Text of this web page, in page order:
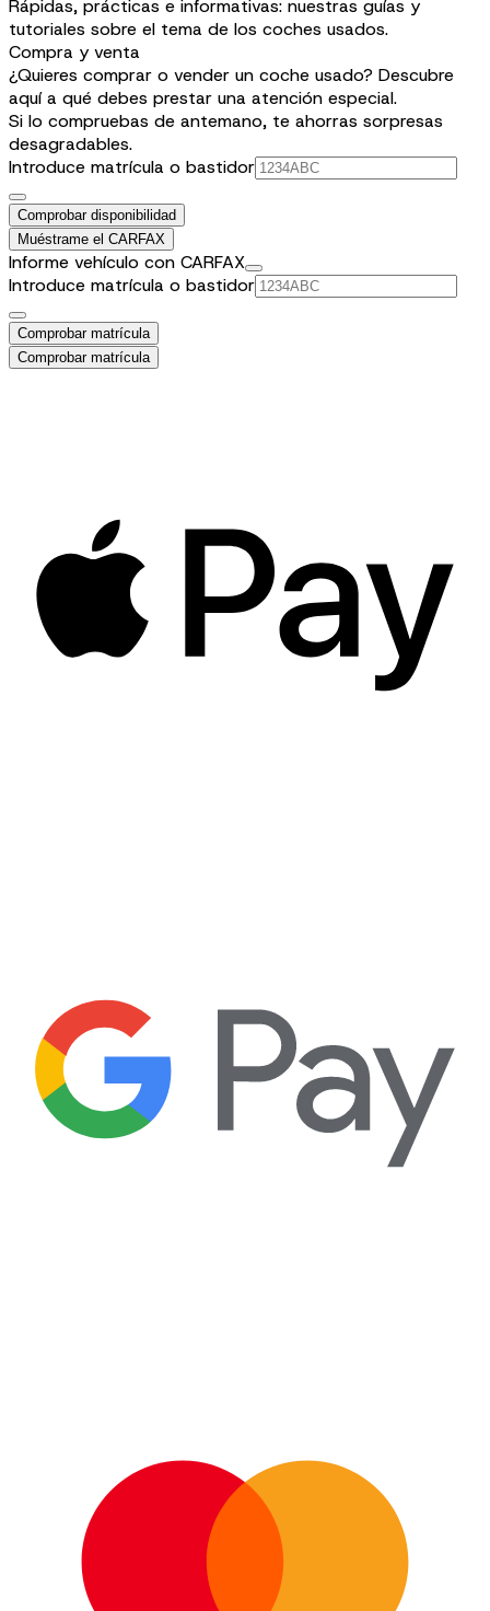
Rápidas, prácticas e informativas: nuestras guías y
tutoriales sobre el tema de los coches usados.
Compra y venta
¿Quieres comprar o vender un coche usado? Descubre
aquí a qué debes prestar una atención especial.
Si lo compruebas de antemano, te ahorras sorpresas
desagradables.
Introduce matrícula o bastidor
Comprobar disponibilidad
Muéstrame el CARFAX
Informe vehículo con CARFAX
Introduce matrícula o bastidor
Comprobar matrícula
Comprobar matrícula